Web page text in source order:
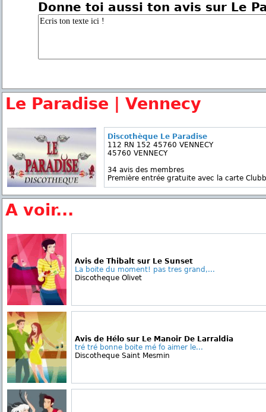
Donne toi aussi ton avis sur Le
Le Paradise | Vennecy
Discothèque Le Paradise
112 RN 152 45760 VENNECY
45760 VENNECY
34 avis des membres
Première entrée gratuite avec la carte
A voir...
Avis de Thibalt sur Le Sunset
La boite du moment! pas tres grand,...
Discotheque Olivet
Avis de Hélo sur Le Manoir De Larraldia
tré tré bonne boite mé fo aimer le...
Discotheque Saint Mesmin